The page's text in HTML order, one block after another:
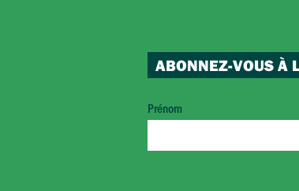
ABONNEZ-VOUS À
Prénom